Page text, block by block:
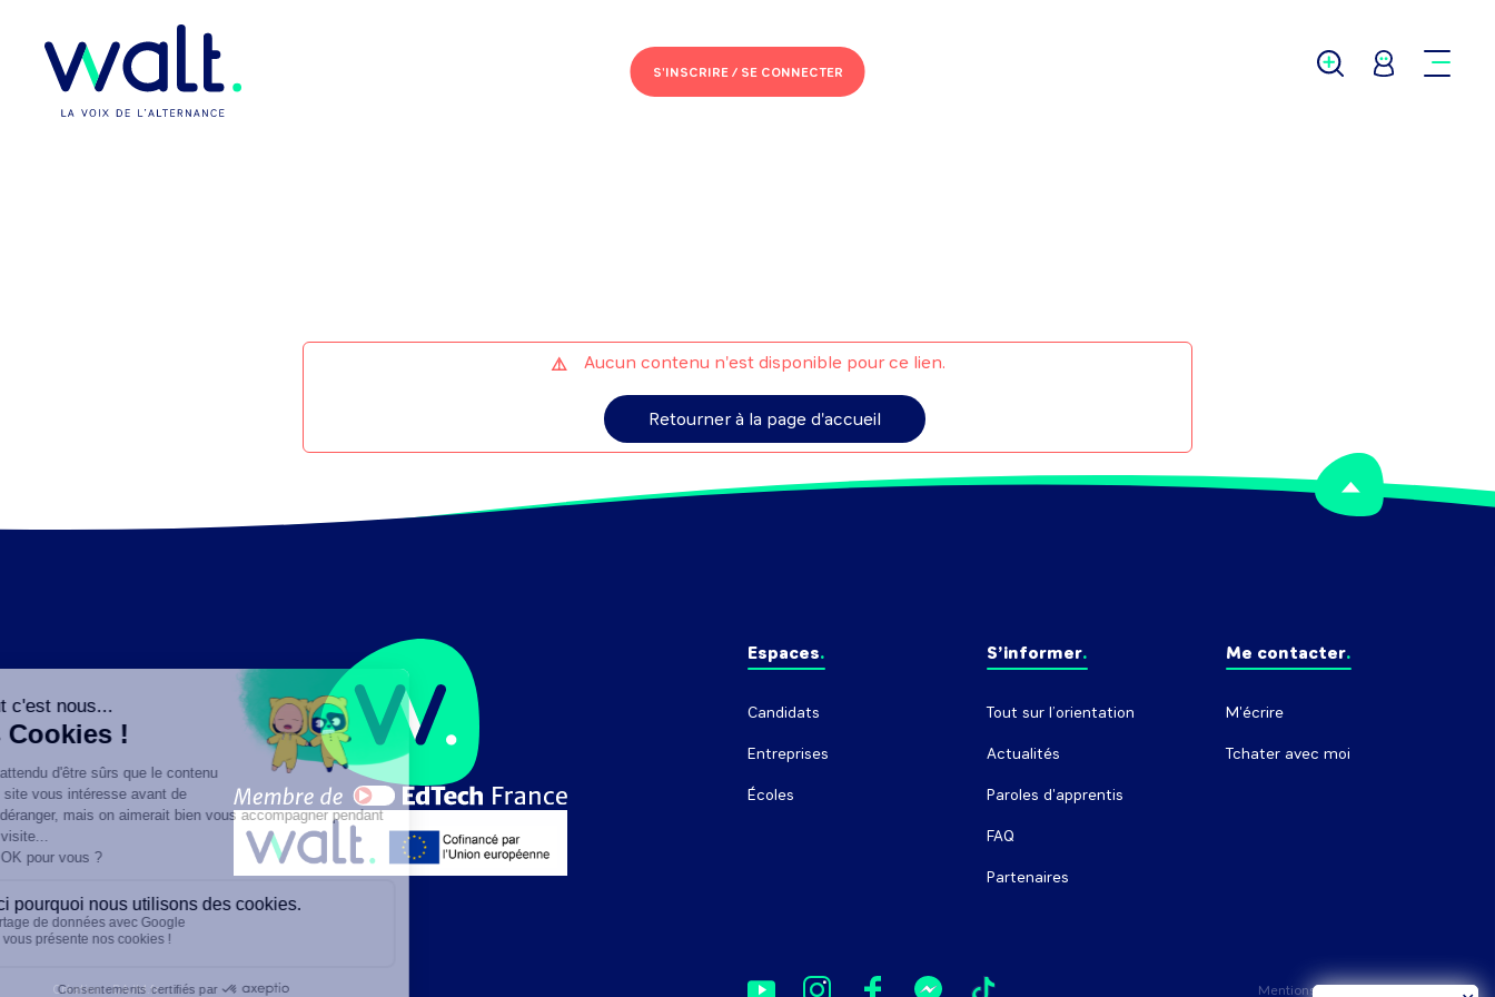
S'INSCRIRE /SE CONNECTER
Aucun contenu n'est disponible pour ce lien.
Retourner à la page d'accueil
Espaces
Candidats
Entreprises
Écoles
S’informer
Tout sur l’orientation
Actualités
Paroles d'apprentis
FAQ
Partenaires
Me contacter
M'écrire
Tchater avec moi
Création :DAJM.fr Mentions légales Crédits